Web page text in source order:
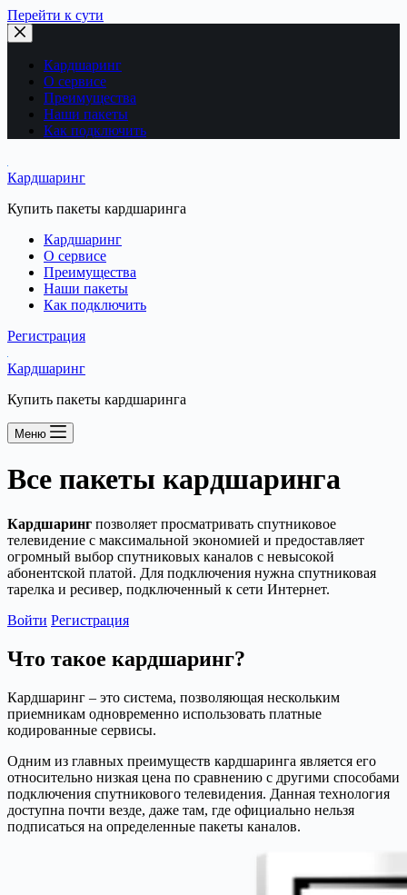
Перейти к сути
Кардшаринг
О сервисе
Преимущества
Наши пакеты
Как подключить
Кардшаринг
Купить пакеты кардшаринга
Кардшаринг
О сервисе
Преимущества
Наши пакеты
Как подключить
Регистрация
Кардшаринг
Купить пакеты кардшаринга
Меню
Все пакеты кардшаринга
Кардшаринг позволяет просматривать спутниковое
телевидение с максимальной экономией и предоставляет
огромный выбор спутниковых каналов с невысокой
абонентской платой. Для подключения нужна спутниковая
тарелка и ресивер, подключенный к сети Интернет.
Войти Регистрация
Что такое кардшаринг?
Кардшаринг – это система, позволяющая нескольким
приемникам одновременно использовать платные
кодированные сервисы.
Одним из главных преимуществ кардшаринга является его
относительно низкая цена по сравнению с другими способами
подключения спутникового телевидения. Данная технология
доступна почти везде, даже там, где официально нельзя
подписаться на определенные пакеты каналов.